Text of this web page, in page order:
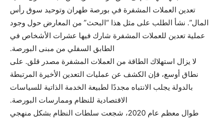
تعدين العملات المشفرة في بورصة طهران وتوحيد سوق رأس
المال”. نشأ الطلب على مثل هذا “البحث” من المعارض حول وجود
عملية تعدين للعملات المشفرة شارك فيها عشرات الأشخاص في
الطابق السفلي من مبنى البورصة.
لا يزال استهلاك الطاقة من العملات المشفرة مصدر قلق. على
نطاق أوسع، فإن الكشف عن عمليات التعدين الأخيرة المرتبطة
بالدولة يجلب الانتباه مجددًا لطبيعة الخدمة الذاتية للسياسات
الاقتصادية للنظام وممارسات البورصة.
طوال معظم عام 2020، شجعت سلطات النظام بشكل منهجي